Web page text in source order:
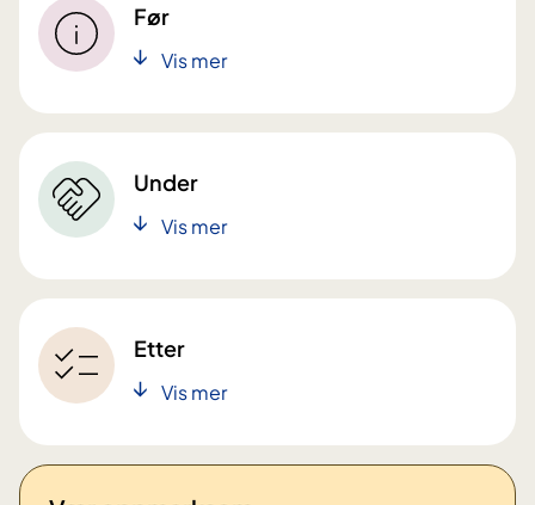
Før
Vis mer
Under
Vis mer
Etter
Vis mer